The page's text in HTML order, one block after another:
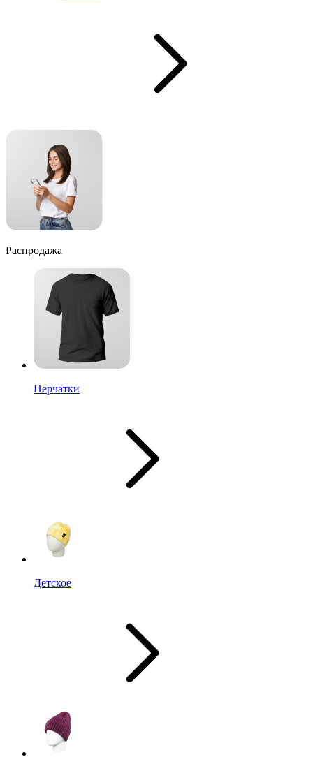
Распродажа
Перчатки
Детское